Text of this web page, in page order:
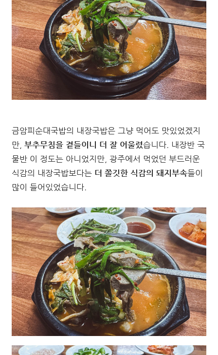
금암피순대국밥의 내장국밥은 그냥 먹어도 맛있었겠지
만, 부추무침을 곁들이니 더 잘 어울렸습니다. 내장반 국
물반 이 정도는 아니었지만, 광주에서 먹었던 부드러운
식감의 내장국밥보다는 더 쫄깃한 식감의 돼지부속들이
많이 들어있었습니다.